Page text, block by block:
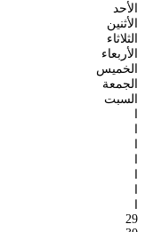
الأحد
الأثنين
الثلاثاء
الأربعاء
الخميس
الجمعة
السبت
ا
ا
ا
ا
ا
ا
ا
29